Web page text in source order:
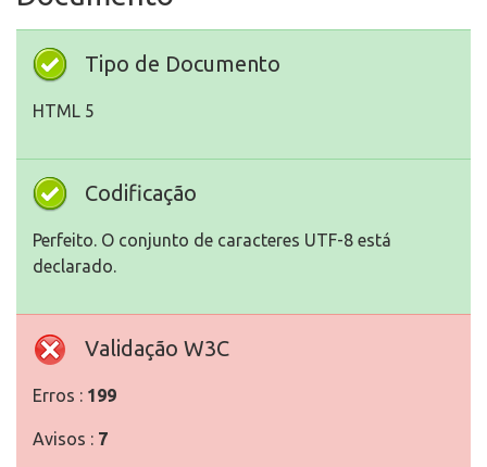
Tipo de Documento
HTML 5
Codificação
Perfeito. O conjunto de caracteres UTF-8 está
declarado.
Validação W3C
Erros : 199
Avisos : 7